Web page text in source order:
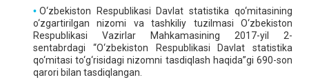
O‘zbekiston Respublikasi Davlat statistika qo‘mitasining
o‘zgartirilgan nizomi va tashkiliy tuzilmasi O‘zbekiston
Respublikasi Vazirlar Mahkamasining 2017-yil 2-
sentabrdagi “O‘zbekiston Respublikasi Davlat statistika
qo‘mitasi to‘g‘risidagi nizomni tasdiqlash haqida”gi 690-son
qarori bilan tasdiqlangan.